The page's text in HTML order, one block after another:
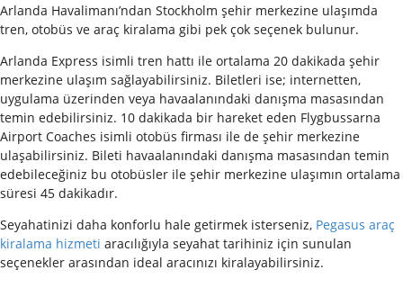
Arlanda Havalimanı’ndan Stockholm şehir merkezine ulaşımda
tren, otobüs ve araç kiralama gibi pek çok seçenek bulunur.
Arlanda Express isimli tren hattı ile ortalama 20 dakikada şehir
merkezine ulaşım sağlayabilirsiniz. Biletleri ise; internetten,
uygulama üzerinden veya havaalanındaki danışma masasından
temin edebilirsiniz. 10 dakikada bir hareket eden Flygbussarna
Airport Coaches isimli otobüs firması ile de şehir merkezine
ulaşabilirsiniz. Bileti havaalanındaki danışma masasından temin
edebileceğiniz bu otobüsler ile şehir merkezine ulaşımın ortalama
süresi 45 dakikadır.
Seyahatinizi daha konforlu hale getirmek isterseniz, Pegasus araç
kiralama hizmeti aracılığıyla seyahat tarihiniz için sunulan
seçenekler arasından ideal aracınızı kiralayabilirsiniz.